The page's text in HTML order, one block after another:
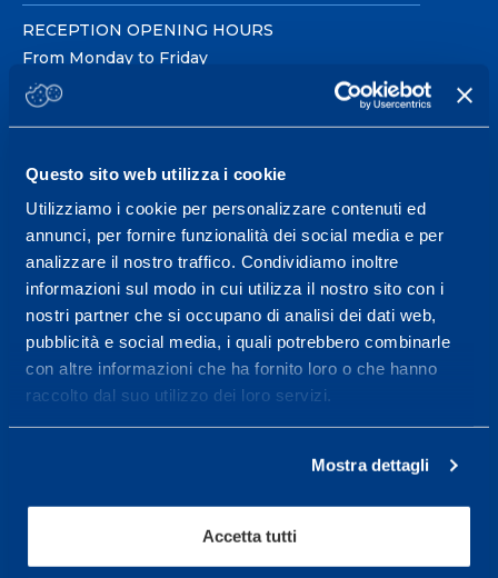
Questo sito web utilizza i cookie
Utilizziamo i cookie per personalizzare contenuti ed
annunci, per fornire funzionalità dei social media e per
analizzare il nostro traffico. Condividiamo inoltre
informazioni sul modo in cui utilizza il nostro sito con i
nostri partner che si occupano di analisi dei dati web,
pubblicità e social media, i quali potrebbero combinarle
con altre informazioni che ha fornito loro o che hanno
raccolto dal suo utilizzo dei loro servizi.
Mostra dettagli
Accetta tutti
RECEPTION OPENING HOURS
From Monday to Friday
08.30 - 18.30
Service center for high
performance and well-
being.
More informations
Services
Sport